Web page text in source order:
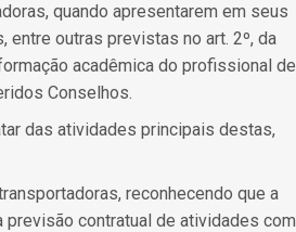
quando apresentarem em seus
outras previstas no art. 2º, da
acadêmica do profissional de
Conselhos.
das atividades principais destas,
reconhecendo que a
contratual de atividades com